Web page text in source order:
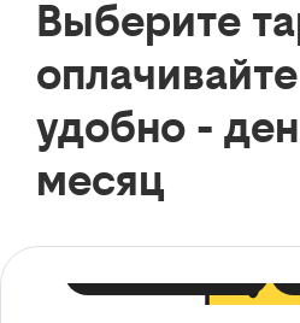
Выберите
удобно -
месяц